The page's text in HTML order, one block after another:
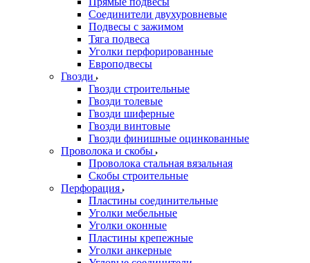
Соединители двухуровневые
Подвесы с зажимом
Тяга подвеса
Уголки перфорированные
Европодвесы
Гвозди
Гвозди строительные
Гвозди толевые
Гвозди шиферные
Гвозди винтовые
Гвозди финишные оцинкованные
Проволока и скобы
Проволока стальная вязальная
Скобы строительные
Перфорация
Пластины соединительные
Уголки мебельные
Уголки оконные
Пластины крепежные
Уголки анкерные